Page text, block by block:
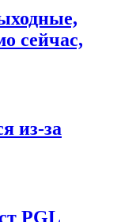
сейчас,
из-за
PGL